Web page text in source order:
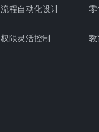
流程自动化设计
权限灵活控制